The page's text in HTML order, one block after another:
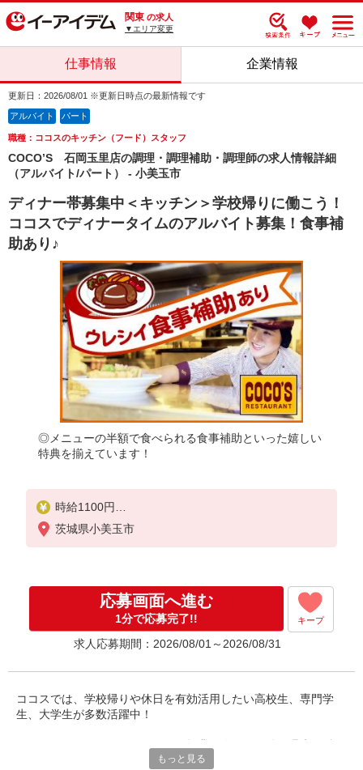
関東 の求人
▼エリア変更
仕事情報 企業情報
更新日：2026/08/01 ※更新日時点の最新情報です
アルバイト パート
職種：ココスのキッチン（フード）スタッフ
COCO’S 石岡玉里店の調理・調理補助・調理師の求人情報詳細
（アルバイト/パート） - 小美玉市
ディナー帯募集中＜キッチン＞学校帰りに働こう！
ココスでディナータイムのアルバイト募集！食事補
助あり♪
◎メニューの半額で食べられる食事補助といった嬉しい
特典を揃えています！
時給1100円
※22:00〜翌5:00：時給1375円
※高校生時給1080円
早朝手当（5:00〜8:00）時給＋50円
茨城県小美玉市
応募画面へ進む
1分で応募完了!! キープ
求人応募期間：2026/08/01～2026/08/31
ココスでは、学校帰りや休日を有効活用したい高校生、専門学
生、大学生が多数活躍中！
て、学業とアルバイトを無理なく両立できます。
もっと見る